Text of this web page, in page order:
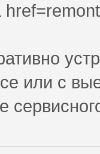
или с